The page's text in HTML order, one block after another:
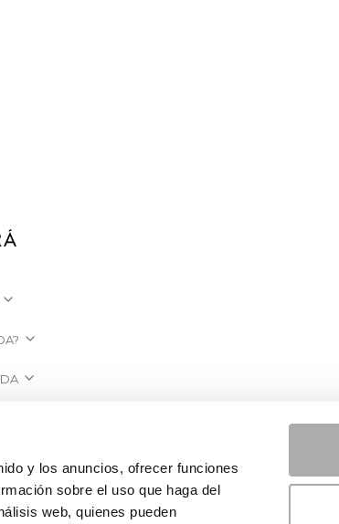
y los anuncios, ofrecer funciones
sobre el uso que haga del
web, quienes pueden